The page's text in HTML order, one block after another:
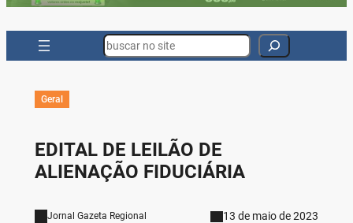
Search
Geral
EDITAL DE LEILÃO DE
ALIENAÇÃO FIDUCIÁRIA
Jornal Gazeta Regional 13 de maio de 2023